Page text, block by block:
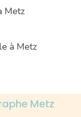
Metz
à Metz
Metz